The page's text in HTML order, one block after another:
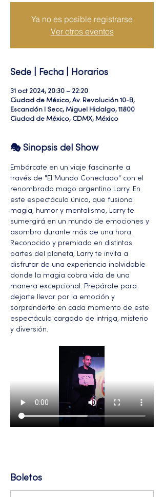
Ya no es posible registrarse
Ver otros eventos
Sede | Fecha | Horarios
31 oct 2024, 20:30 – 22:20
Ciudad de México, Av. Revolución 10-B,
Escandón I Secc, Miguel Hidalgo, 11800
Ciudad de México, CDMX, México
🎭 Sinopsis del Show
Embárcate en un viaje fascinante a
través de "El Mundo Conectado" con el
renombrado mago argentino Larry. En
este espectáculo único, que fusiona
magia, humor y mentalismo, Larry te
sumergirá en un mundo de emociones y
asombro durante más de una hora.
Reconocido y premiado en distintas
partes del planeta, Larry te invita a
disfrutar de una experiencia inolvidable
donde la magia cobra vida de una
manera excepcional. Prepárate para
dejarte llevar por la emoción y
sorprenderte en cada momento de este
espectáculo cargado de intriga, misterio
y diversión.
Boletos